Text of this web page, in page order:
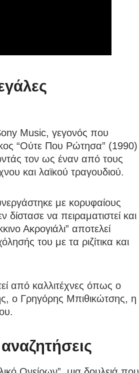
Music, γεγονός που
“Ούτε Που Ρώτησα” (1990)
τον ως έναν από τους
και λαϊκού τραγουδιού.
με κορυφαίους
δίστασε να πειραματιστεί και
Ακρογιάλι” αποτελεί
του με τα ριζίτικα και
από καλλιτέχνες όπως ο
ο Γρηγόρης Μπιθικώτσης, η